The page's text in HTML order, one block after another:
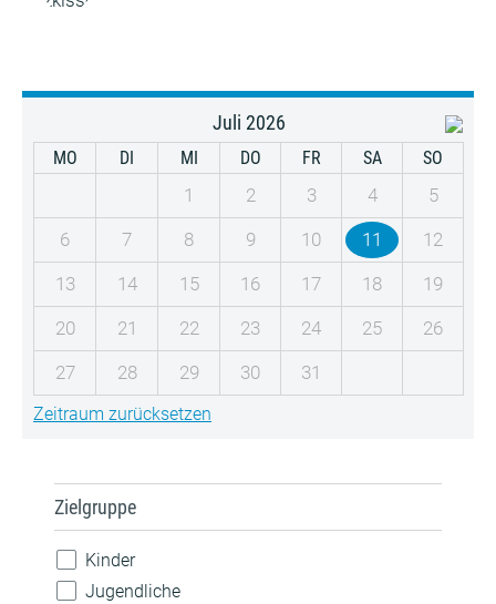
Juli 2026
MO DI MI DO FR SA SO
1 2 3 4
5
6
7 8 9 10 11
12
13
14 15 16 17 18
19
20
21 22 23 24 25
26
27
28 29 30 31
Zeitraum zurücksetzen
Zielgruppe
Kinder
Jugendliche